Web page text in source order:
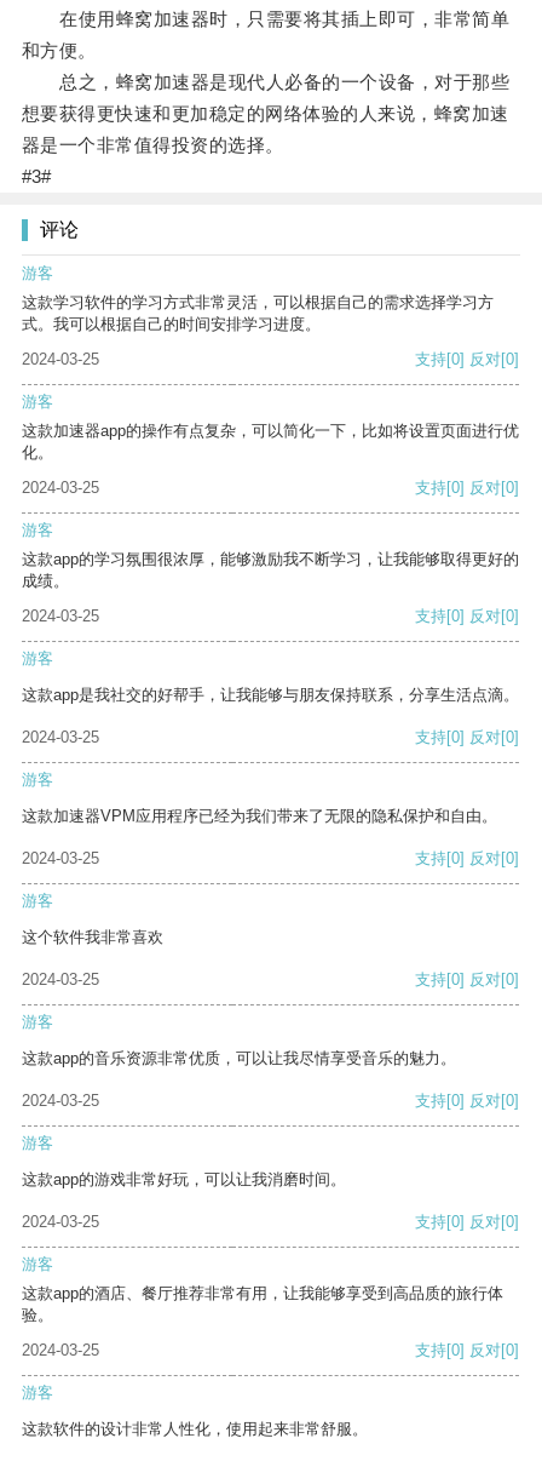
在使用蜂窝加速器时，只需要将其插上即可，非常简单
和方便。
总之，蜂窝加速器是现代人必备的一个设备，对于那些
想要获得更快速和更加稳定的网络体验的人来说，蜂窝加速
器是一个非常值得投资的选择。
#3#
评论
游客
这款学习软件的学习方式非常灵活，可以根据自己的需求选择学习方
式。我可以根据自己的时间安排学习进度。
2024-03-25
支持[0] 反对[0]
游客
这款加速器app的操作有点复杂，可以简化一下，比如将设置页面进行优
化。
2024-03-25
支持[0] 反对[0]
游客
这款app的学习氛围很浓厚，能够激励我不断学习，让我能够取得更好的
成绩。
2024-03-25
支持[0] 反对[0]
游客
这款app是我社交的好帮手，让我能够与朋友保持联系，分享生活点滴。
2024-03-25 支持[0] 反对[0]
游客
这款加速器VPM应用程序已经为我们带来了无限的隐私保护和自由。
2024-03-25 支持[0] 反对[0]
游客
这个软件我非常喜欢
2024-03-25 支持[0] 反对[0]
游客
这款app的音乐资源非常优质，可以让我尽情享受音乐的魅力。
2024-03-25 支持[0] 反对[0]
游客
这款app的游戏非常好玩，可以让我消磨时间。
2024-03-25 支持[0] 反对[0]
游客
这款app的酒店、餐厅推荐非常有用，让我能够享受到高品质的旅行体
验。
2024-03-25
支持[0] 反对[0]
游客
这款软件的设计非常人性化，使用起来非常舒服。